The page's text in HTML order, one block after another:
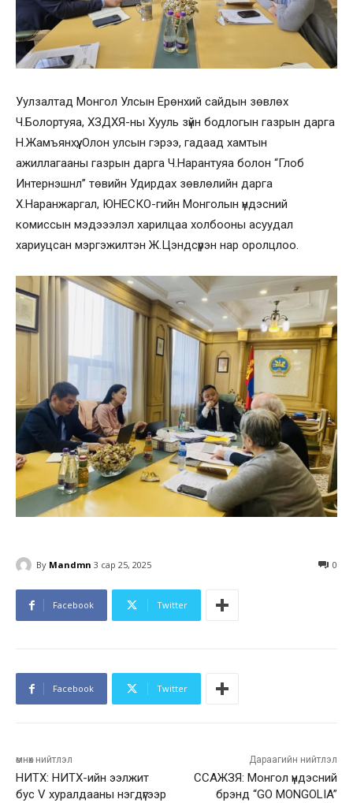
Уулзалтад Монгол Улсын Ерөнхий сайдын зөвлөх
Ч.Болортуяа, ХЗДХЯ-ны Хууль зүйн бодлогын газрын дарга
Н.Жамъянхүү, Олон улсын гэрээ, гадаад хамтын
ажиллагааны газрын дарга Ч.Нарантуяа болон “Глоб
Интернэшнл” төвийн Удирдах зөвлөлийн дарга
Х.Наранжаргал, ЮНЕСКО-гийн Монголын үндэсний
комиссын мэдэээлэл харилцаа холбооны асуудал
хариуцсан мэргэжилтэн Ж.Цэндсүрэн нар оролцлоо.
By Mandmn 3 сар 25, 2025 0
Facebook Twitter
Facebook Twitter
өмнөх нийтлэл
НИТХ: НИТХ-ийн ээлжит
бус V хуралдааны нэгдүгээр
Дараагийн нийтлэл
ССАЖЗЯ: Монгол үндэсний
брэнд “GO MONGOLIA”